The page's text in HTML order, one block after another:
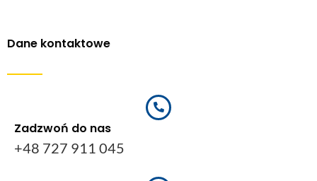
Dane kontaktowe
Zadzwoń do nas
+48 727 911 045